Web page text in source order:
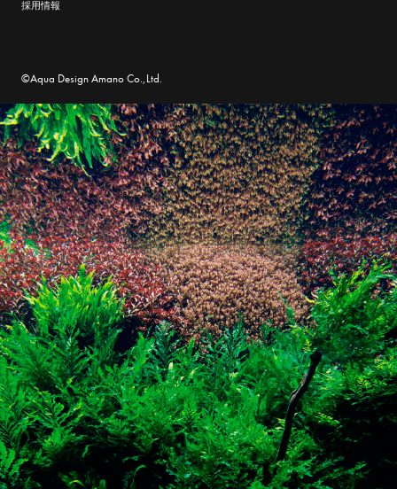
採用情報
©Aqua Design Amano Co.,Ltd.